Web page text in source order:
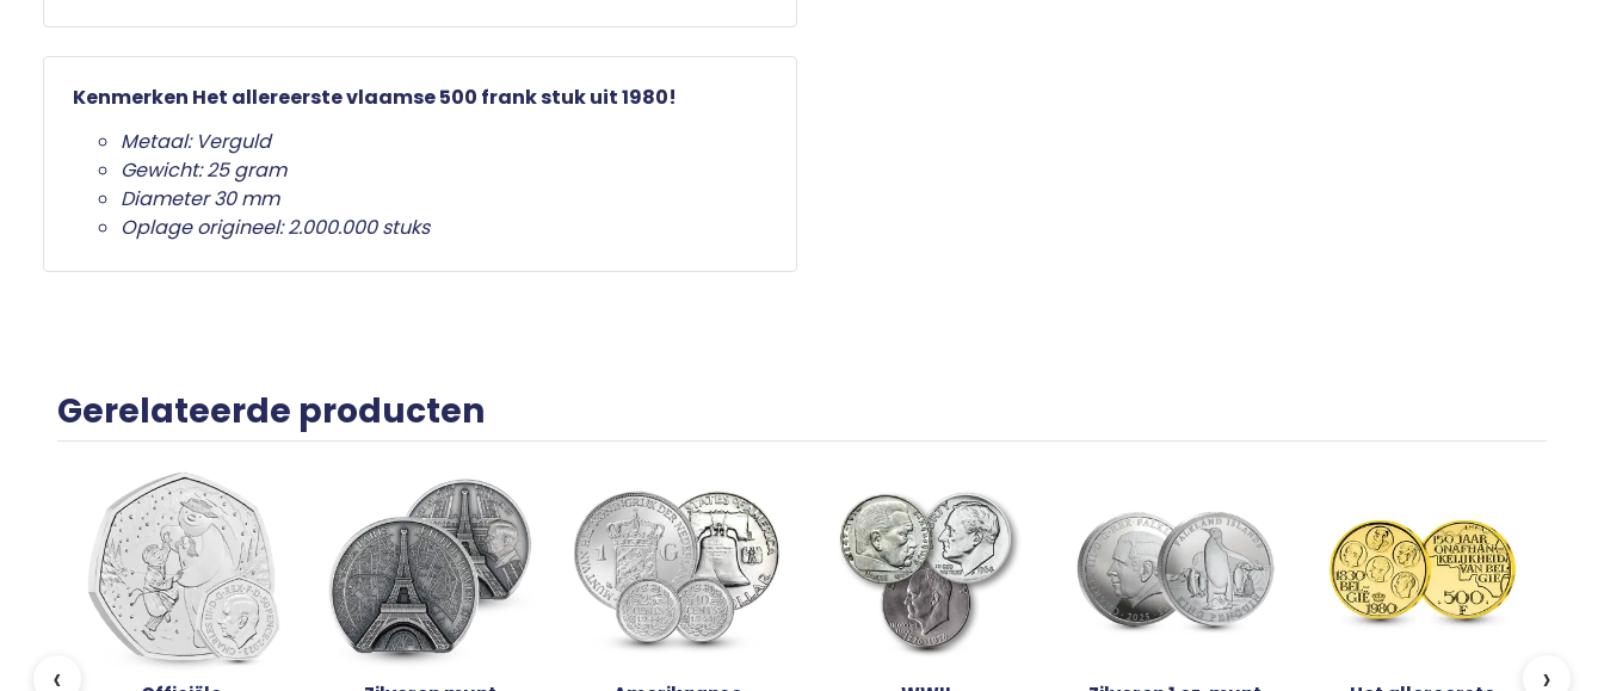
Kenmerken Het allereerste vlaamse 500 frank stuk uit 1980!
Metaal: Verguld
Gewicht: 25 gram
Diameter 30 mm
Oplage origineel: 2.000.000 stuks
Gerelateerde producten
‹ ›